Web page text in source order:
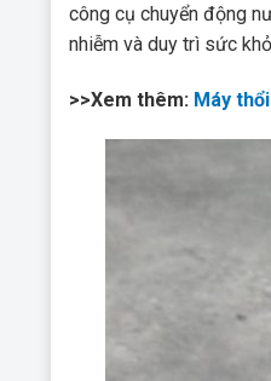
công cụ chuyển động
nhiễm và duy trì sức
>>Xem thêm: Máy